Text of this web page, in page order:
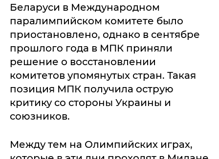
Беларуси в Международном
паралимпийском комитете было
приостановлено, однако в сентябре
прошлого года в МПК приняли
решение о восстановлении
комитетов упомянутых стран. Такая
позиция МПК получила острую
критику со стороны Украины и
союзников.
Между тем на Олимпийских играх,